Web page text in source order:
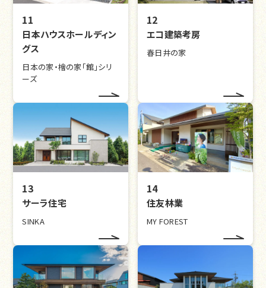
11
日本ハウスホールディン
グス
日本の家・檜の家「館」シリ
ーズ
12
エコ建築考房
春日井の家
13
サーラ住宅
SINKA
14
住友林業
MY FOREST